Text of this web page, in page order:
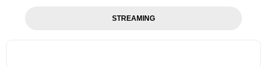
STREAMING